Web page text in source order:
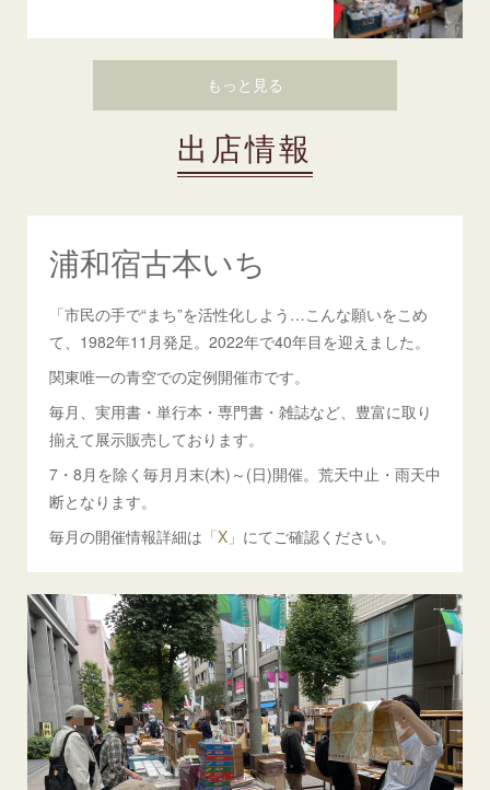
もっと見る
出店情報
浦和宿古本いち
「市民の手で“まち”を活性化しよう…こんな願いをこめ
て、1982年11月発足。2022年で40年目を迎えました。
関東唯一の青空での定例開催市です。
毎月、実用書・単行本・専門書・雑誌など、豊富に取り
揃えて展示販売しております。
7・8月を除く毎月月末(木)～(日)開催。荒天中止・雨天中
断となります。
毎月の開催情報詳細は 「X」 にてご確認ください。